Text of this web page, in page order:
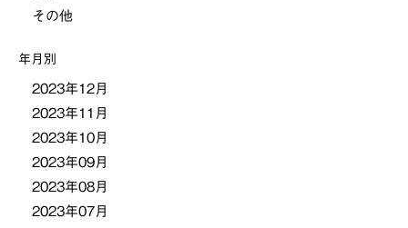
その他
年月別
2023年12月
2023年11月
2023年10月
2023年09月
2023年08月
2023年07月